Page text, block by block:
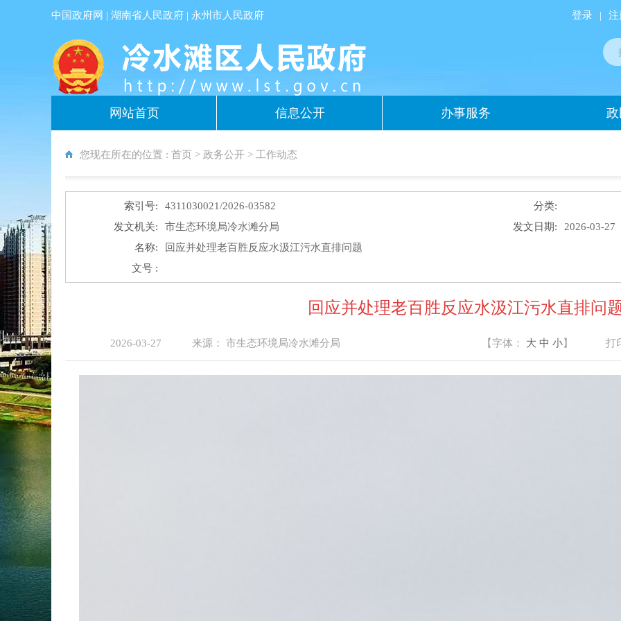
中国政府网 |湖南省人民政府 | 永州市人民政府 登录 | 注
网站首页 信息公开 办事服务
您现在所在的位置 :首页 >政务公开 > 工作动态
索引号: 4311030021/2026-03582
分类:
发文机关:
市生态环境局冷水滩分局 发文日期:
2026-03-27
名称:
回应并处理老百胜反应水汲江污水直排问题
文号 :
回应并处理老百胜反应水汲江污水直排问
2026-03-27 来源：市生态环境局冷水滩分局 【字体： 大 中 小】 打